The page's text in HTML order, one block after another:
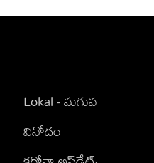
Lokal - మగువ
వినోదం